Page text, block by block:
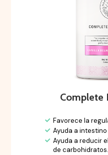
Complete
Favorece la
Ayuda a
Ayuda a reducir
de carbohidratos.